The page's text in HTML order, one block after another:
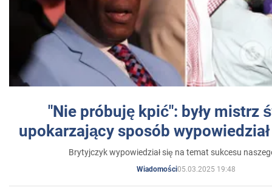
"Nie próbuję kpić": były mistrz
upokarzający sposób
Brytyjczyk wypowiedział się na temat sukcesu
Wiadomości05.03.2025 19:48